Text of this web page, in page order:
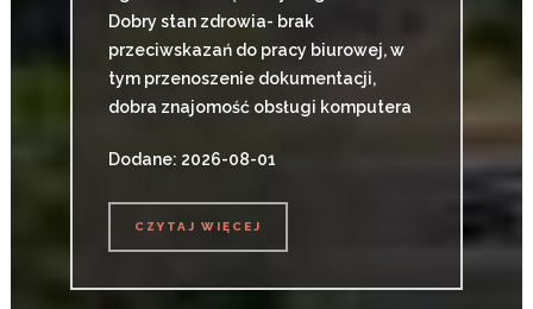
Dobry stan zdrowia- brak
przeciwskazań do pracy biurowej, w
tym przenoszenie dokumentacji,
dobra znajomość obsługi komputera
Dodane: 2026-08-01
CZYTAJ WIĘCEJ